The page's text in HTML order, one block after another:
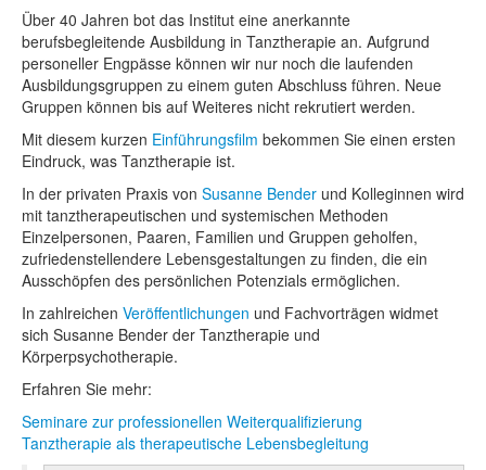
Über 40 Jahren bot das Institut eine anerkannte
berufsbegleitende Ausbildung in Tanztherapie an. Aufgrund
personeller Engpässe können wir nur noch die laufenden
Ausbildungsgruppen zu einem guten Abschluss führen. Neue
Gruppen können bis auf Weiteres nicht rekrutiert werden.
Mit diesem kurzen Einführungsfilm bekommen Sie einen ersten
Eindruck, was Tanztherapie ist.
In der privaten Praxis von Susanne Bender und Kolleginnen wird
mit tanztherapeutischen und systemischen Methoden
Einzelpersonen, Paaren, Familien und Gruppen geholfen,
zufriedenstellendere Lebensgestaltungen zu finden, die ein
Ausschöpfen des persönlichen Potenzials ermöglichen.
In zahlreichen Veröffentlichungen und Fachvorträgen widmet
sich Susanne Bender der Tanztherapie und
Körperpsychotherapie.
Erfahren Sie mehr:
Seminare zur professionellen Weiterqualifizierung
Tanztherapie als therapeutische Lebensbegleitung